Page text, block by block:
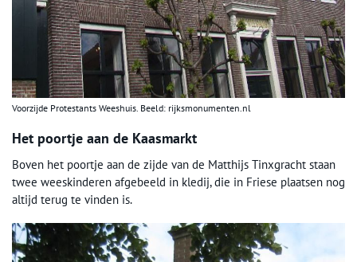
Voorzijde Protestants Weeshuis. Beeld: rijksmonumenten.nl
Het poortje aan de Kaasmarkt
Boven het poortje aan de zijde van de Matthijs Tinxgracht staan
twee weeskinderen afgebeeld in kledij, die in Friese plaatsen nog
altijd terug te vinden is.